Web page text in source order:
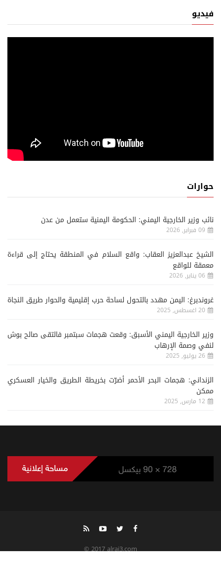
فيديو
حوارات
نائب وزير الخارجية اليمني: الحكومة اليمنية ستعمل من عدن
09 فبراير, 2026
الشيخ عبدالعزيز العقاب: واقع السلام في المنطقة يحتاج إلى قراءة
معمقة للواقع
06 يناير, 2026
غروندبرغ: اليمن مهدد بالتحول لساحة حرب إقليمية والحوار طريق النجاة
20 اغسطس, 2025
وزير الخارجية اليمني الأسبق: وقعت هجمات سبتمبر فالتقى صالح بوش
لنفي وصمة الإرهاب
26 يوليو, 2025
الزنداني: هجمات البحر الأحمر أضرّت بخريطة الطريق والخيار العسكري
ممكن
12 مارس, 2025
© 2017 alrai3.com